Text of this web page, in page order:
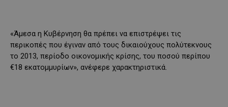
«Άμεσα η Κυβέρνηση θα πρέπει να επιστρέψει τις
περικοπές που έγιναν από τους δικαιούχους πολύτεκνους
το 2013, περίοδο οικονομικής κρίσης, του ποσού περίπου
€18 εκατομμυρίων», ανέφερε χαρακτηριστικά.